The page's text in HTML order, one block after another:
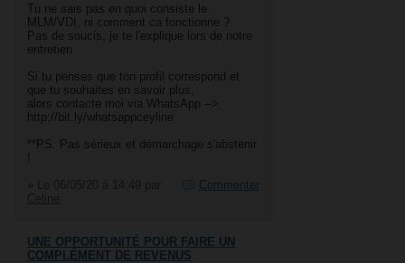
Tu ne sais pas en quoi consiste le
MLM/VDI, ni comment ca fonctionne ?
Pas de soucis, je te l'explique lors de notre
entretien
Si tu penses que ton profil correspond et
que tu souhaites en savoir plus,
alors contacte moi via WhatsApp -->
http://bit.ly/whatsappceyline
**PS: Pas sérieux et démarchage s'abstenir
!
Commenter
»
UNE OPPORTUNITÉ POUR FAIRE UN
COMPLÉMENT DE REVENUS